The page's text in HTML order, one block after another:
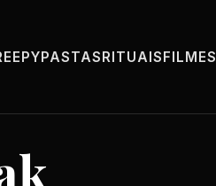
RITUAISFILMES